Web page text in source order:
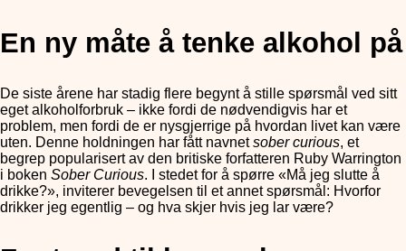
En ny måte å tenke alkohol på
De siste årene har stadig flere begynt å stille spørsmål ved sitt
eget alkoholforbruk – ikke fordi de nødvendigvis har et
problem, men fordi de er nysgjerrige på hvordan livet kan være
uten. Denne holdningen har fått navnetsober curious, et
begrep popularisert av den britiske forfatteren Ruby Warrington
i boken Sober Curious. I stedet for å spørre «Må jeg slutte å
drikke?», inviterer bevegelsen til et annet spørsmål: Hvorfor
drikker jeg egentlig – og hva skjer hvis jeg lar være?